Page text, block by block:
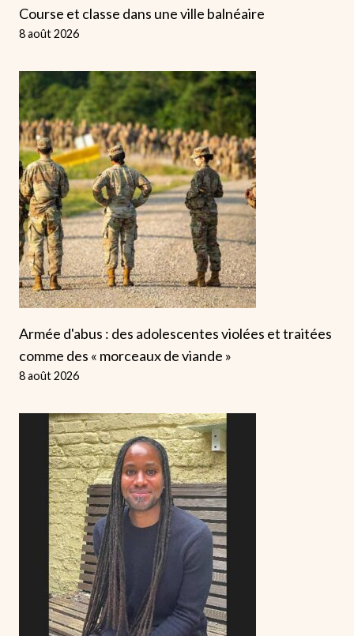
Course et classe dans une ville balnéaire
8 août 2026
Armée d'abus : des adolescentes violées et traitées
comme des « morceaux de viande »
8 août 2026